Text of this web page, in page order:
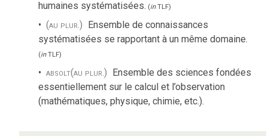
humaines systématisées. (inTLF)
(au plur.) Ensemble de connaissances
systématisées se rapportant à un même domaine.
(inTLF)
absolt(au plur.) Ensemble des sciences fondées
essentiellement sur le calcul et l’observation
(mathématiques, physique, chimie, etc.).